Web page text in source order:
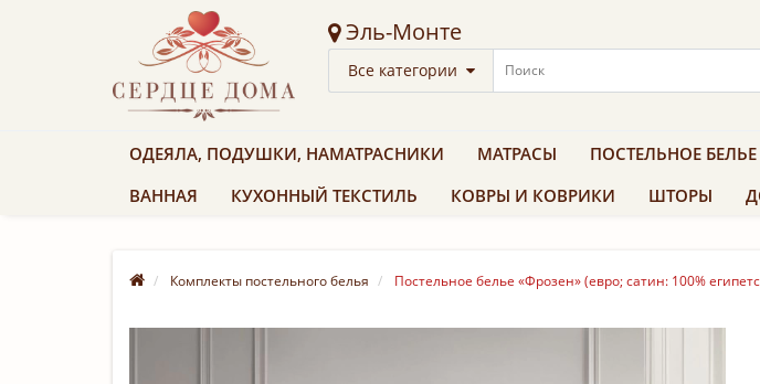
Эль-Монте
Все категории
ОДЕЯЛА, ПОДУШКИ, НАМАТРАСНИКИ МАТРАСЫ ПОСТЕЛЬНОЕ БЕЛЬЕ
ВАННАЯ
КУХОННЫЙ ТЕКСТИЛЬ КОВРЫ И КОВРИКИ ШТОРЫ
Комплекты постельного белья Постельное белье «Фрозен» (евро; сатин: 100%